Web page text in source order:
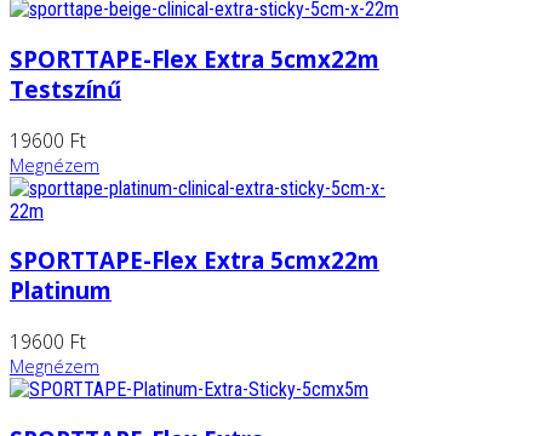
SPORTTAPE-Flex Extra 5cmx22m
Testszínű
19600 Ft
Megnézem
SPORTTAPE-Flex Extra 5cmx22m
Platinum
19600 Ft
Megnézem